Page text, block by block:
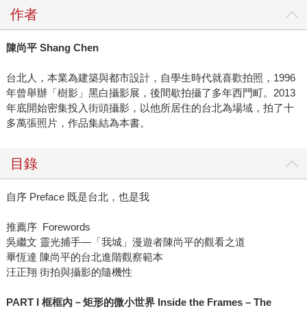
作者
陳尚平 Shang Chen
台北人，本業為建築與都市設計，自學生時代就喜歡拍照，1996
年曾舉辦「樹影」黑白攝影展，後間歇拍攝了多年西門町。2013
年底開始密集投入街頭攝影，以他所居住的台北為場域，拍了十
多萬張照片，作品集結為本書。
目錄
自序 Preface 既是台北，也是我
推薦序 Forewords
吳繼文 靈光捕手—「我城」漫遊者陳尚平的觀看之道
畢恆達 陳尚平的台北進階觀察範本
汪正翔 街拍與攝影的隨機性
PART I 框框內－矩形的微小世界 Inside the Frames – The